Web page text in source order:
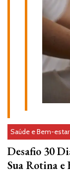
Saúde e Bem-estar
Desafio 30
Sua Rotina e